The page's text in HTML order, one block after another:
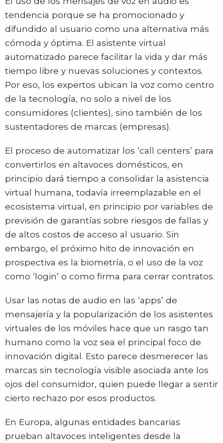
tendencia porque se ha promocionado y
difundido al usuario como una alternativa más
cómoda y óptima. El asistente virtual
automatizado parece facilitar la vida y dar más
tiempo libre y nuevas soluciones y contextos.
Por eso, los expertos ubican la voz como centro
de la tecnología, no solo a nivel de los
consumidores (clientes), sino también de los
sustentadores de marcas (empresas).
El proceso de automatizar los ‘call centers’ para
convertirlos en altavoces domésticos, en
principio dará tiempo a consolidar la asistencia
virtual humana, todavía irreemplazable en el
ecosistema virtual, en principio por variables de
previsión de garantías sobre riesgos de fallas y
de altos costos de acceso al usuario. Sin
embargo, el próximo hito de innovación en
prospectiva es la biometría, o el uso de la voz
como ‘login’ o como firma para cerrar contratos.
Usar las notas de audio en las ‘apps’ de
mensajería y la popularización de los asistentes
virtuales de los móviles hace que un rasgo tan
humano como la voz sea el principal foco de
innovación digital. Esto parece desmerecer las
marcas sin tecnología visible asociada ante los
ojos del consumidor, quien puede llegar a sentir
cierto rechazo por esos productos.
En Europa, algunas entidades bancarias
prueban altavoces inteligentes desde la